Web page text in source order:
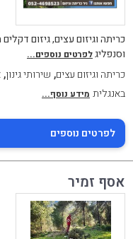
כריתה וגיזום עצים, גיזום
וסנפליגלפרטים נוספים...
כריתה וגיזום עצים, שירותי גינון,
באנגלית מידע נוסף...
לפרטים נוספים
אסף זמיר